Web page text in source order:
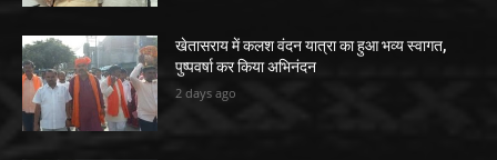
खेतासराय में कलश वंदन यात्रा का हुआ भव्य स्वागत,
पुष्पवर्षा कर किया अभिनंदन
2 days ago